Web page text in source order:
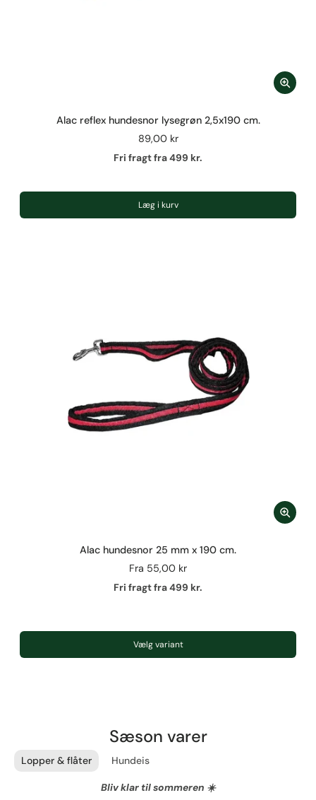
Alac reflex hundesnor lysegrøn 2,5x190 cm.
89,00 kr
Fri fragt fra 499 kr.
Læg i kurv
Alac hundesnor 25 mm x 190 cm.
Fra 55,00 kr
Fri fragt fra 499 kr.
Vælg variant
Sæson varer
Lopper & flåter Hundeis
Bliv klar til sommeren ☀️